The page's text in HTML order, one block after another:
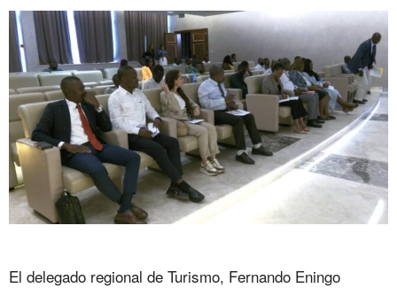
El delegado regional de Turismo, Fernando Eningo